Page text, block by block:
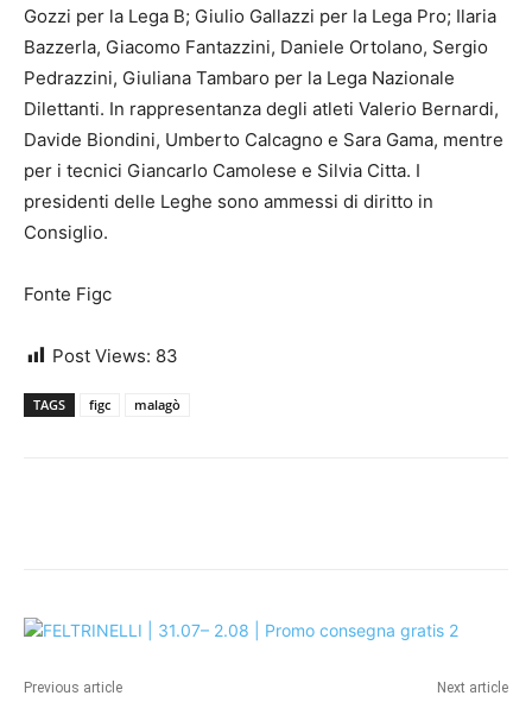
Gozzi per la Lega B; Giulio Gallazzi per la Lega Pro; Ilaria
Bazzerla, Giacomo Fantazzini, Daniele Ortolano, Sergio
Pedrazzini, Giuliana Tambaro per la Lega Nazionale
Dilettanti. In rappresentanza degli atleti Valerio Bernardi,
Davide Biondini, Umberto Calcagno e Sara Gama, mentre
per i tecnici Giancarlo Camolese e Silvia Citta. I
presidenti delle Leghe sono ammessi di diritto in
Consiglio.
Fonte Figc
Post Views: 83
TAGS figc malagò
Previous article Next article